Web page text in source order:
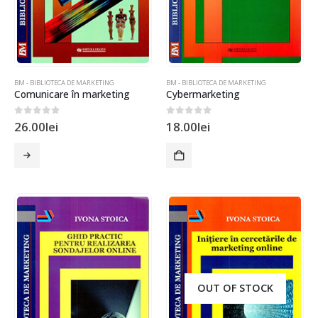
BM - BIBLIOTECA DE MARKETING
Comunicare în marketing
0 out of 5
26.00lei
BM - BIBLIOTECA DE MARKETING
Cybermarketing
0 out of 5
18.00lei
OUT OF STOCK